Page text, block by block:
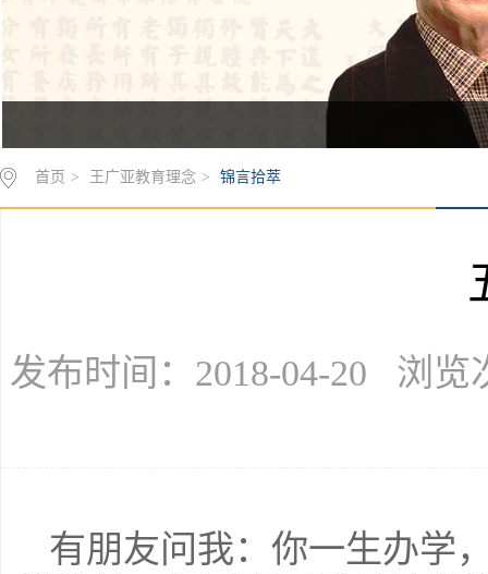
首页 > 王广亚教育理念 > 锦言拾萃
发布时间：2018-04-20 浏览
有朋友问我：你一生办学